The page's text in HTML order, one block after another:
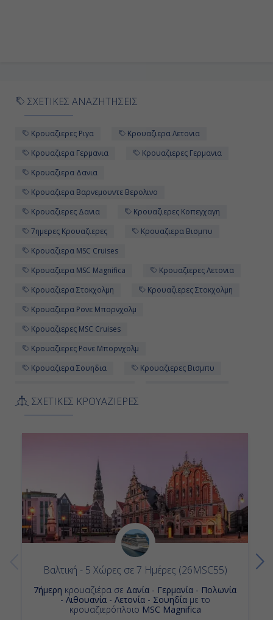
ΣΧΕΤΙΚΕΣ ΑΝΑΖΗΤΗΣΕΙΣ
Κρουαζιερες Ριγα
Κρουαζιερα Λετονια
Κρουαζιερα Γερμανια
Κρουαζιερες Γερμανια
Κρουαζιερα Δανια
Κρουαζιερα Βαρνεμουντε Βερολινο
Κρουαζιερες Δανια
Κρουαζιερες Κοπεγχαγη
7ημερες Κρουαζιερες
Κρουαζιερα Βισμπυ
Κρουαζιερα MSC Cruises
Κρουαζιερα MSC Magnifica
Κρουαζιερες Λετονια
Κρουαζιερα Στοκχολμη
Κρουαζιερες Στοκχολμη
Κρουαζιερα Ρονε Μπορνχολμ
Κρουαζιερες MSC Cruises
Κρουαζιερες Ρονε Μπορνχολμ
Κρουαζιερα Σουηδια
Κρουαζιερες Βισμπυ
Κρουαζιερες Σουηδια
ΣΧΕΤΙΚΕΣ ΚΡΟΥΑΖΙΕΡΕΣ
Βαλτική - 5 Χώρες σε 7 Ημέρες (26MSC55)
7ήμερη κρουαζιέρα σε Δανία - Γερμανία - Πολωνία
- Λιθουανία - Λετονία - Σουηδίαμε το
κρουαζιερόπλοιο MSC Magnifica